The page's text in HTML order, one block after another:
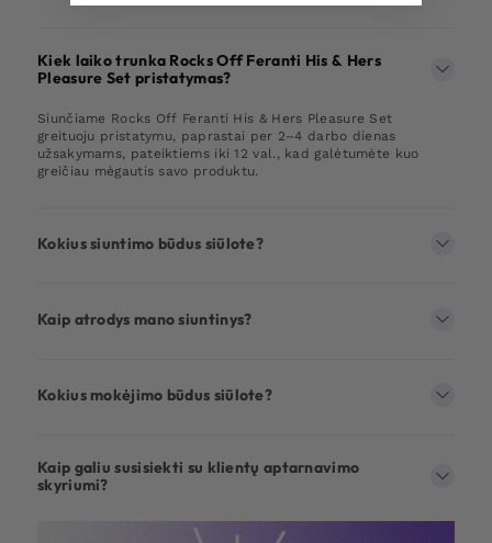
Kiek laiko trunka Rocks Off Feranti His & Hers
Pleasure Set pristatymas?
Siunčiame Rocks Off Feranti His & Hers Pleasure Set
greituoju pristatymu, paprastai per 2–4 darbo dienas
užsakymams, pateiktiems iki 12 val., kad galėtumėte kuo
greičiau mėgautis savo produktu.
Kokius siuntimo būdus siūlote?
Kaip atrodys mano siuntinys?
Kokius mokėjimo būdus siūlote?
Kaip galiu susisiekti su klientų aptarnavimo
skyriumi?